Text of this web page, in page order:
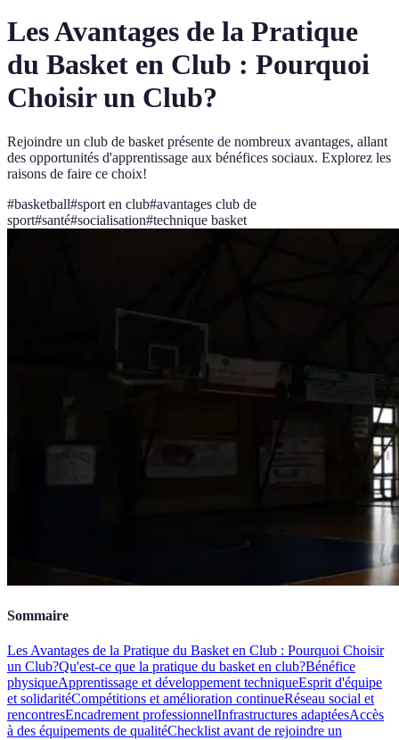
Les Avantages de la Pratique
du Basket en Club : Pourquoi
Choisir un Club?
Rejoindre un club de basket présente de nombreux avantages, allant
des opportunités d'apprentissage aux bénéfices sociaux. Explorez les
raisons de faire ce choix!
#basketball#sport en club#avantages club de
sport#santé#socialisation#technique basket
Sommaire
Les Avantages de la Pratique du Basket en Club : Pourquoi Choisir
un Club?Qu'est-ce que la pratique du basket en club?Bénéfice
physiqueApprentissage et développement techniqueEsprit d'équipe
et solidaritéCompétitions et amélioration continueRéseau social et
rencontresEncadrement professionnelInfrastructures adaptéesAccès
à des équipements de qualitéChecklist avant de rejoindre un